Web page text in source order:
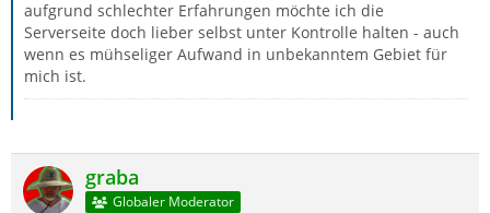
aufgrund schlechter Erfahrungen möchte ich die
Serverseite doch lieber selbst unter Kontrolle halten - auch
wenn es mühseliger Aufwand in unbekanntem Gebiet für
mich ist.
graba
Globaler Moderator